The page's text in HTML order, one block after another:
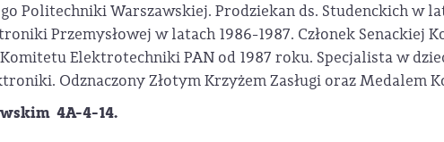
Politechniki Warszawskiej. Prodziekan ds. Studenckich w
Przemysłowej w latach 1986-1987. Członek Senackiej
Komitetu Elektrotechniki PAN od 1987 roku. Specjalista w
Odznaczony Złotym Krzyżem Zasługi oraz Medalem
4A-4-14.